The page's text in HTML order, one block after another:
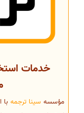
مؤسسهسینا ترجمه